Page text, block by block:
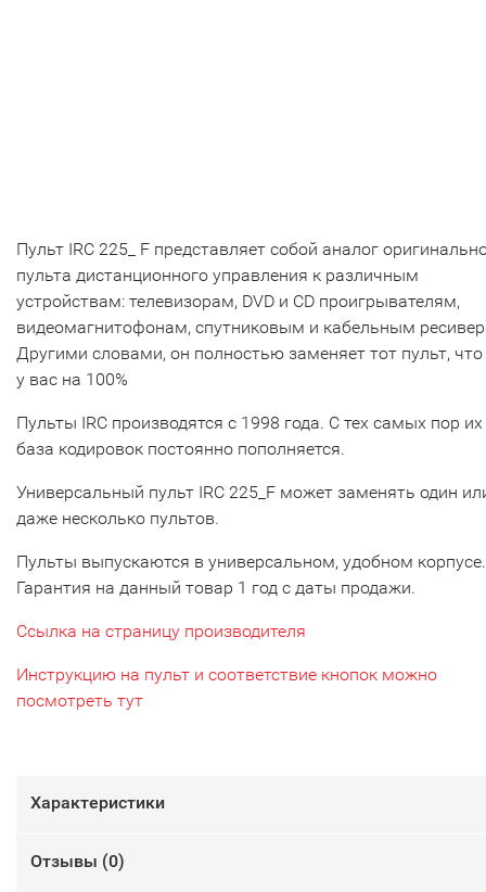
Пульт IRC 225_ F представляет собой аналог
пульта дистанционного управления к различным
устройствам: телевизорам, DVD и CD проигрывателям,
видеомагнитофонам, спутниковым и кабельным
Другими словами, он полностью заменяет тот пульт,
у вас на 100%
Пульты IRC производятся с 1998 года. С тех самых пор их
база кодировок постоянно пополняется.
Универсальный пульт IRC 225_F может заменять один
даже несколько пультов.
Пульты выпускаются в универсальном, удобном корпусе.
Гарантия на данный товар 1 год с даты продажи.
Ссылка на страницу производителя
Инструкцию на пульт и соответствие кнопок можно
посмотреть тут
Характеристики
Отзывы (0)